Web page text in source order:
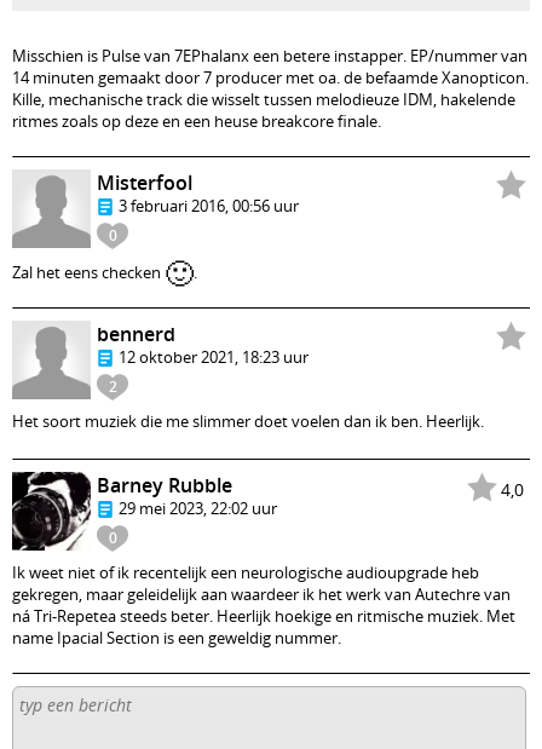
Misschien is Pulse van 7EPhalanx een betere instapper. EP/nummer van
14 minuten gemaakt door 7 producer met oa. de befaamde Xanopticon.
Kille, mechanische track die wisselt tussen melodieuze IDM, hakelende
ritmes zoals op deze en een heuse breakcore finale.
0
Misterfool
3 februari 2016, 00:56 uur
Zal het eens checken 🙂.
2
bennerd
12 oktober 2021, 18:23 uur
Het soort muziek die me slimmer doet voelen dan ik ben. Heerlijk.
4,0
0
Barney Rubble
29 mei 2023, 22:02 uur
Ik weet niet of ik recentelijk een neurologische audioupgrade heb
gekregen, maar geleidelijk aan waardeer ik het werk van Autechre van
ná Tri-Repetea steeds beter. Heerlijk hoekige en ritmische muziek. Met
name Ipacial Section is een geweldig nummer.